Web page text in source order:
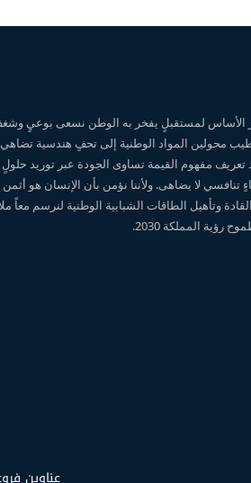
الأساس لمستقبلٍ يفخر به الوطن نسعى بوعيٍ
محولين المواد الوطنية إلى تحفٍ هندسية تضاهي
تعريف مفهوم القيمة تساوى الجودة عبر توريد
تنافسي لا يضاهى. ولأننا نؤمن بأن الإنسان هو أثمن
وتأهيل الطاقات الشبابية الوطنية لنرسم معاً
المملكة 2030.
عناوين